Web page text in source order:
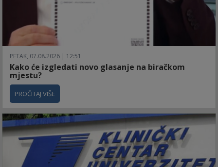
PETAK, 07.08.2026 | 12:51
Kako će izgledati novo glasanje na biračkom
mjestu?
PROČITAJ VIŠE